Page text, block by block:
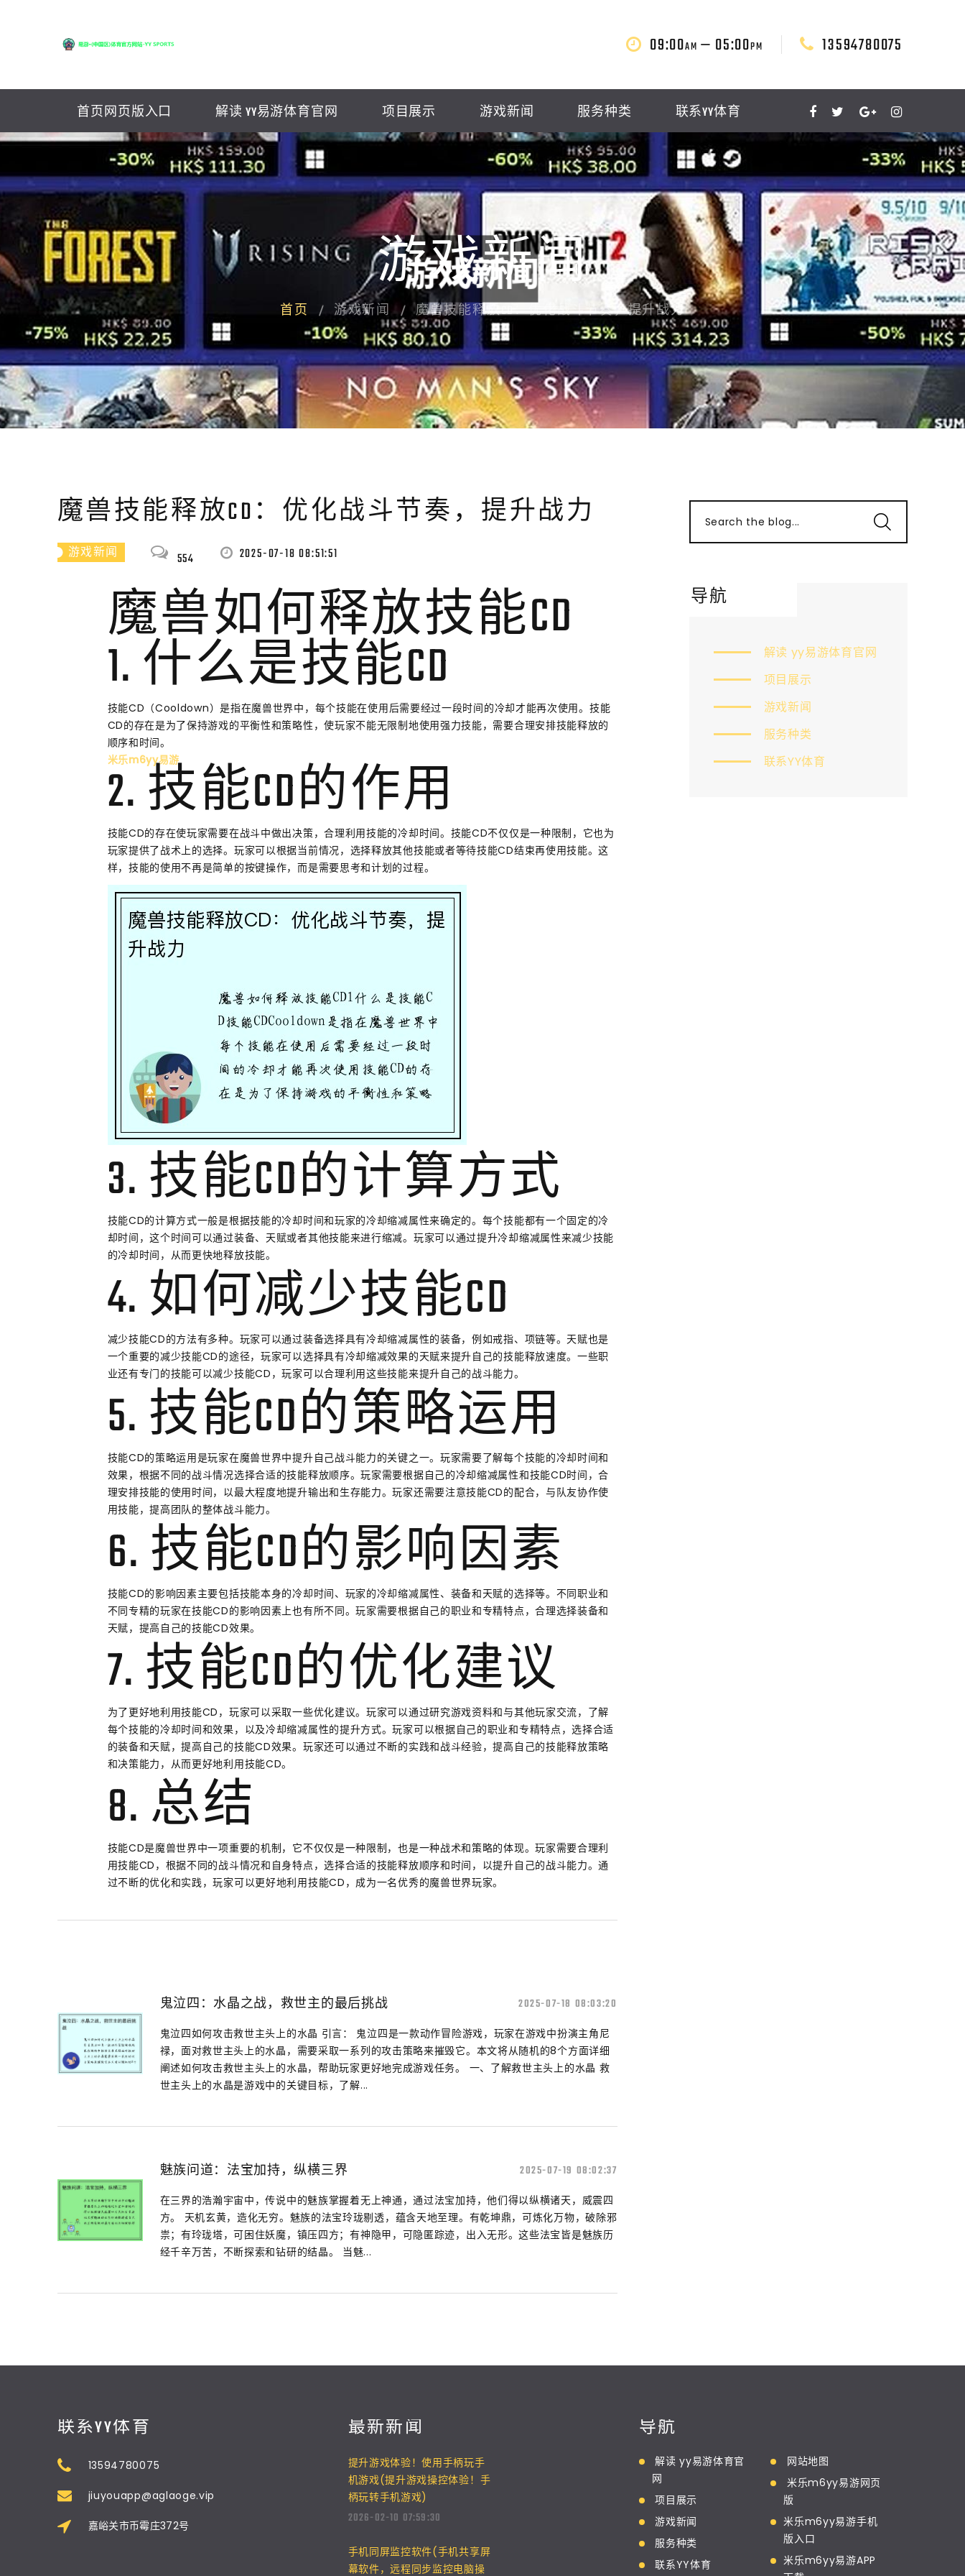
09:00AM — 05:00PM 13594780075
首页网页版入口 解读 YY易游体育官网 项目展示 游戏新闻 服务种类 联系YY体育
游戏新闻
首页 游戏新闻 魔兽技能释放CD：优化战斗节奏，提升战力
魔兽技能释放CD：优化战斗节奏，提升战力
游戏新闻 554 2025-07-18 08:51:51
魔兽如何释放技能CD
1. 什么是技能CD
技能CD（Cooldown）是指在魔兽世界中，每个技能在使用后需要经过一段时间的冷却才能再次使用。技能
CD的存在是为了保持游戏的平衡性和策略性，使玩家不能无限制地使用强力技能，需要合理安排技能释放的
顺序和时间。
米乐m6yy易游
2. 技能CD的作用
技能CD的存在使玩家需要在战斗中做出决策，合理利用技能的冷却时间。技能CD不仅仅是一种限制，它也为
玩家提供了战术上的选择。玩家可以根据当前情况，选择释放其他技能或者等待技能CD结束再使用技能。这
样，技能的使用不再是简单的按键操作，而是需要思考和计划的过程。
3. 技能CD的计算方式
技能CD的计算方式一般是根据技能的冷却时间和玩家的冷却缩减属性来确定的。每个技能都有一个固定的冷
却时间，这个时间可以通过装备、天赋或者其他技能来进行缩减。玩家可以通过提升冷却缩减属性来减少技能
的冷却时间，从而更快地释放技能。
4. 如何减少技能CD
减少技能CD的方法有多种。玩家可以通过装备选择具有冷却缩减属性的装备，例如戒指、项链等。天赋也是
一个重要的减少技能CD的途径，玩家可以选择具有冷却缩减效果的天赋来提升自己的技能释放速度。一些职
业还有专门的技能可以减少技能CD，玩家可以合理利用这些技能来提升自己的战斗能力。
5. 技能CD的策略运用
技能CD的策略运用是玩家在魔兽世界中提升自己战斗能力的关键之一。玩家需要了解每个技能的冷却时间和
效果，根据不同的战斗情况选择合适的技能释放顺序。玩家需要根据自己的冷却缩减属性和技能CD时间，合
理安排技能的使用时间，以最大程度地提升输出和生存能力。玩家还需要注意技能CD的配合，与队友协作使
用技能，提高团队的整体战斗能力。
6. 技能CD的影响因素
技能CD的影响因素主要包括技能本身的冷却时间、玩家的冷却缩减属性、装备和天赋的选择等。不同职业和
不同专精的玩家在技能CD的影响因素上也有所不同。玩家需要根据自己的职业和专精特点，合理选择装备和
天赋，提高自己的技能CD效果。
7. 技能CD的优化建议
为了更好地利用技能CD，玩家可以采取一些优化建议。玩家可以通过研究游戏资料和与其他玩家交流，了解
每个技能的冷却时间和效果，以及冷却缩减属性的提升方式。玩家可以根据自己的职业和专精特点，选择合适
的装备和天赋，提高自己的技能CD效果。玩家还可以通过不断的实践和战斗经验，提高自己的技能释放策略
和决策能力，从而更好地利用技能CD。
8. 总结
技能CD是魔兽世界中一项重要的机制，它不仅仅是一种限制，也是一种战术和策略的体现。玩家需要合理利
用技能CD，根据不同的战斗情况和自身特点，选择合适的技能释放顺序和时间，以提升自己的战斗能力。通
过不断的优化和实践，玩家可以更好地利用技能CD，成为一名优秀的魔兽世界玩家。
鬼泣四：水晶之战，救世主的最后挑战 2025-07-18 08:03:20
鬼泣四如何攻击救世主头上的水晶 引言： 鬼泣四是一款动作冒险游戏，玩家在游戏中扮演主角尼
禄，面对救世主头上的水晶，需要采取一系列的攻击策略来摧毁它。本文将从随机的8个方面详细
阐述如何攻击救世主头上的水晶，帮助玩家更好地完成游戏任务。 一、了解救世主头上的水晶 救
世主头上的水晶是游戏中的关键目标，了解...
魅族问道：法宝加持，纵横三界 2025-07-19 08:02:37
在三界的浩瀚宇宙中，传说中的魅族掌握着无上神通，通过法宝加持，他们得以纵横诸天，威震四
方。 天机玄黄，造化无穷。魅族的法宝玲珑剔透，蕴含天地至理。有乾坤鼎，可炼化万物，破除邪
祟；有玲珑塔，可困住妖魔，镇压四方；有神隐甲，可隐匿踪迹，出入无形。这些法宝皆是魅族历
经千辛万苦，不断探索和钻研的结晶。 当魅...
Search the blog...
导航
解读 yy易游体育官网
项目展示
游戏新闻
服务种类
联系YY体育
联系YY体育
13594780075
jiuyouapp@aglaoge.vip
嘉峪关市币霉庄372号
最新新闻
提升游戏体验！使用手柄玩手
机游戏(提升游戏操控体验！手
柄玩转手机游戏)
2026-02-10 07:59:30
手机同屏监控软件(手机共享屏
幕软件，远程同步监控电脑操
导航
解读 yy易游体育官
网
项目展示
游戏新闻
服务种类
联系YY体育
网站地图
米乐m6yy易游网页
版
米乐m6yy易游手机
版入口
米乐m6yy易游APP